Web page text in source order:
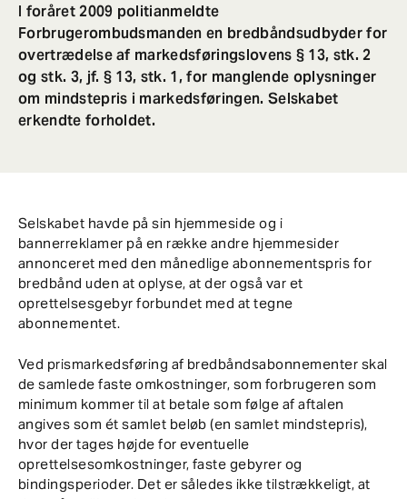
I foråret 2009 politianmeldte
Forbrugerombudsmanden en bredbåndsudbyder for
overtrædelse af markedsføringslovens § 13, stk. 2
og stk. 3, jf. § 13, stk. 1, for manglende oplysninger
om mindstepris i markedsføringen. Selskabet
erkendte forholdet.
Selskabet havde på sin hjemmeside og i
bannerreklamer på en række andre hjemmesider
annonceret med den månedlige abonnementspris for
bredbånd uden at oplyse, at der også var et
oprettelsesgebyr forbundet med at tegne
abonnementet.
Ved prismarkedsføring af bredbåndsabonnementer skal
de samlede faste omkostninger, som forbrugeren som
minimum kommer til at betale som følge af aftalen
angives som ét samlet beløb (en samlet mindstepris),
hvor der tages højde for eventuelle
oprettelsesomkostninger, faste gebyrer og
bindingsperioder. Det er således ikke tilstrækkeligt, at